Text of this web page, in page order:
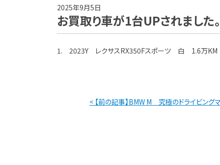
2025年9月5日
お買取り車が1台UPされました。
1. 2023Y レクサスRX350Fスポーツ 白 1.6万KM
< 【前の記事】BMW M 究極のドライビング